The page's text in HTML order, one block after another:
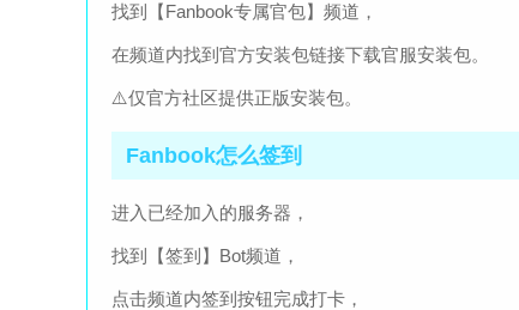
找到【Fanbook专属官包】频道，
在频道内找到官方安装包链接下载官服安装包。
⚠️仅官方社区提供正版安装包。
Fanbook怎么签到
进入已经加入的服务器，
找到【签到】Bot频道，
点击频道内签到按钮完成打卡，